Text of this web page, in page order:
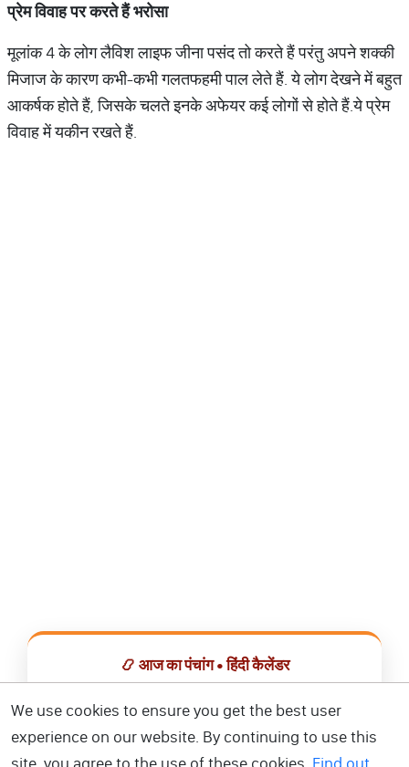
प्रेमविवाहपरकरतेहैंभरोसा
मूलांक 4 के लोग लैविश लाइफ जीना पसंद तो करते हैं परंतु अपने शक्की
मिजाज के कारण कभी-कभी गलतफहमी पाल लेते हैं. ये लोग देखने में बहुत
आकर्षक होते हैं, जिसके चलते इनके अफेयर कई लोगों से होते हैं.ये प्रेम
विवाह में यकीन रखते हैं.
📿 आज का पंचांग • हिंदी कैलेंडर
📅 हिंदी कैलेंडर ऐप डाउनलोड करें
We use cookies to ensure you get the best user
experience on our website. By continuing to use this